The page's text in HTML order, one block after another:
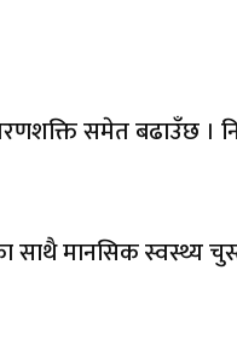
समेत बढाउँछ ।
साथै मानसिक स्वस्थ्य